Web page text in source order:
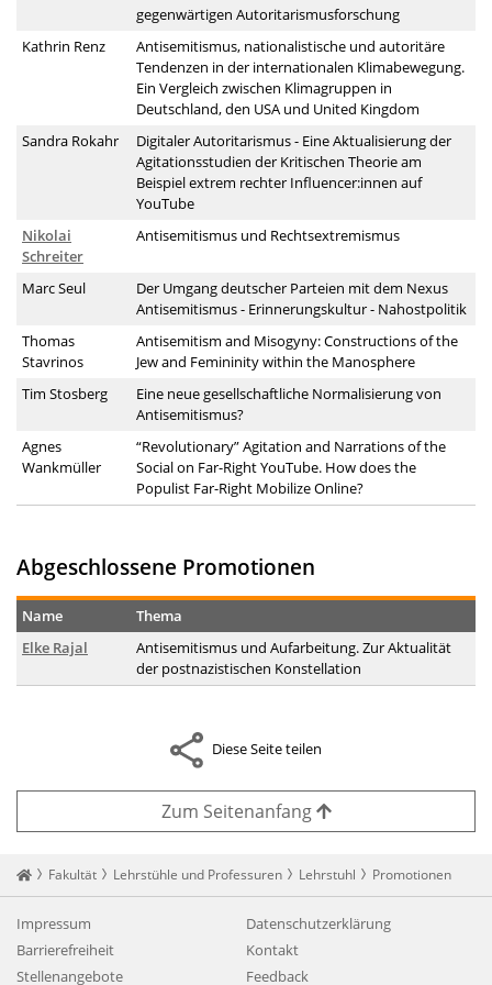
gegenwärtigen Autoritarismusforschung
Kathrin Renz
Antisemitismus, nationalistische und autoritäre
Tendenzen in der internationalen Klimabewegung.
Ein Vergleich zwischen Klimagruppen in
Deutschland, den USA und United Kingdom
Sandra Rokahr
Digitaler Autoritarismus - Eine Aktualisierung der
Agitationsstudien der Kritischen Theorie am
Beispiel extrem rechter Influencer:innen auf
YouTube
Nikolai
Schreiter
Antisemitismus und Rechtsextremismus
Marc Seul
Der Umgang deutscher Parteien mit dem Nexus
Antisemitismus - Erinnerungskultur - Nahostpolitik
Thomas
Stavrinos
Antisemitism and Misogyny: Constructions of the
Jew and Femininity within the Manosphere
Tim Stosberg
Eine neue gesellschaftliche Normalisierung von
Antisemitismus?
Agnes
Wankmüller
“Revolutionary” Agitation and Narrations of the
Social on Far-Right YouTube. How does the
Populist Far-Right Mobilize Online?
Abgeschlossene Promotionen
Name
Thema
Elke Rajal
Antisemitismus und Aufarbeitung. Zur Aktualität
der postnazistischen Konstellation
Diese Seite teilen
Zum Seitenanfang
Startseite
Fakultät Lehrstühle und Professuren Lehrstuhl Promotionen
Impressum
Datenschutzerklärung
Barrierefreiheit
Kontakt
Stellenangebote
Feedback